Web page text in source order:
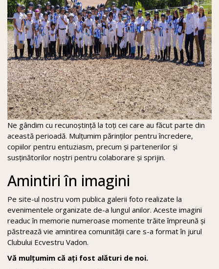
Ne gândim cu recunoștință la toți cei care au făcut parte din
această perioadă. Mulțumim părinților pentru încredere,
copiilor pentru entuziasm, precum și partenerilor și
susținătorilor noștri pentru colaborare și sprijin.
Amintiri în imagini
Pe site-ul nostru vom publica galerii foto realizate la
evenimentele organizate de-a lungul anilor. Aceste imagini
readuc în memorie numeroase momente trăite împreună și
păstrează vie amintirea comunității care s-a format în jurul
Clubului Ecvestru Vadon.
Vă mulțumim că ați fost alături de noi.